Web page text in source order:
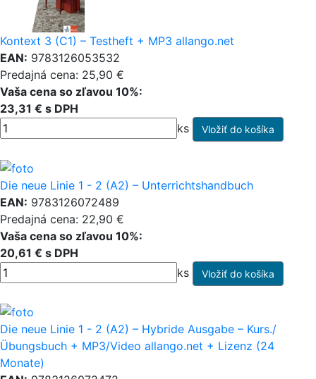
Kontext 3 (C1) – Testheft + MP3 allango.net
EAN: 9783126053532
Predajná cena: 25,90 €
Vaša cena so zľavou 10%:
23,31 € s DPH
ks
Die neue Linie 1 - 2 (A2) – Unterrichtshandbuch
EAN: 9783126072489
Predajná cena: 22,90 €
Vaša cena so zľavou 10%:
20,61 € s DPH
ks
Die neue Linie 1 - 2 (A2) – Hybride Ausgabe – Kurs./
Übungsbuch + MP3/Video allango.net + Lizenz (24
Monate)